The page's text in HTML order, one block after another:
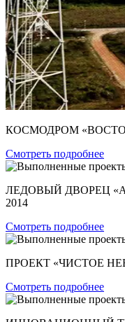
КОСМОДРОМ
Смотреть подробнее
ЛЕДОВЫЙ ДВОРЕЦ
2014
Смотреть подробнее
ПРОЕКТ «ЧИСТОЕ
Смотреть подробнее